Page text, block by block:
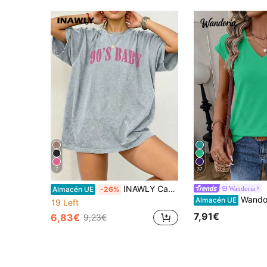
7
Almacén UE -26% INAWLY Camiseta de manga corta con estampado de letras, casual de verano
19 Left
6,83€ 9,23€
37
Wandoria
Almacén UE Wandoria Camiseta casual
7,91€